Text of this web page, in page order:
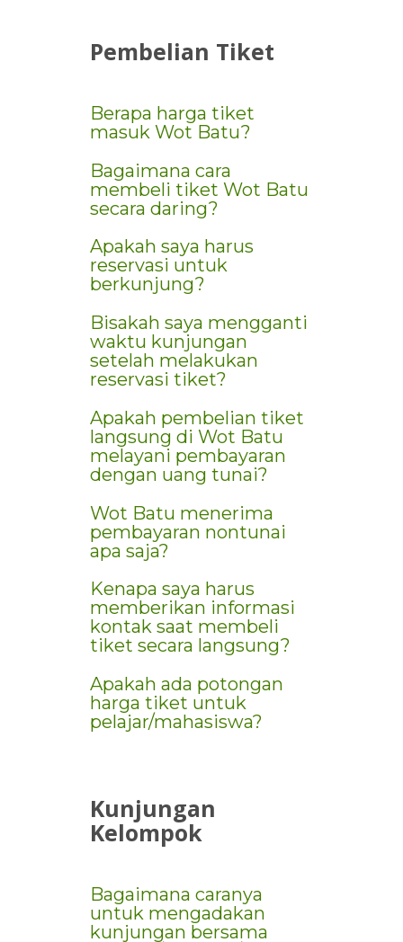
Pembelian Tiket
Berapa harga tiket
masuk Wot Batu?
Bagaimana cara
membeli tiket Wot Batu
secara daring?
Apakah saya harus
reservasi untuk
berkunjung?
Bisakah saya mengganti
waktu kunjungan
setelah melakukan
reservasi tiket?
Apakah pembelian tiket
langsung di Wot Batu
melayani pembayaran
dengan uang tunai?
Wot Batu menerima
pembayaran nontunai
apa saja?
Kenapa saya harus
memberikan informasi
kontak saat membeli
tiket secara langsung?
Apakah ada potongan
harga tiket untuk
pelajar/mahasiswa?
Kunjungan
Kelompok
Bagaimana caranya
untuk mengadakan
kunjungan bersama